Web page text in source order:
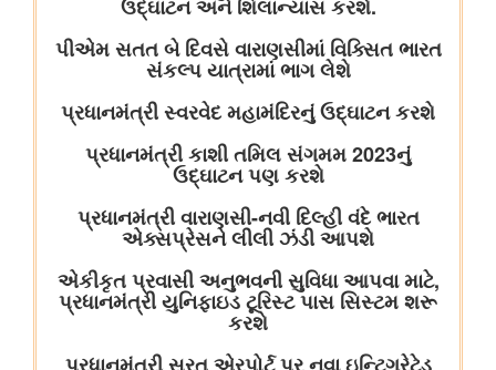
संबोधित किया
इलेक्ट्रानिक्स एवं आईटी मंत्रालय
भारतीय छात्रों के लिए दस्तावेज़ सत्यापन प्रक्रिया को तेज़ किया है
वित्‍त मंत्रालय
यूजर्स के लिए यूपीआई निःशुल्क
विधि एवं न्‍याय मंत्रालय
प्रेस नोट
पेट्रोलियम एवं प्राकृतिक गैस मंत्रालय